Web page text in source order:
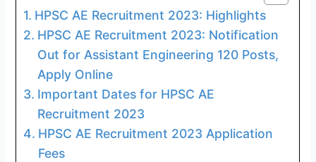
HPSC AE Recruitment 2023: Highlights
HPSC AE Recruitment 2023: Notification
Out for Assistant Engineering 120 Posts,
Apply Online
Important Dates for HPSC AE
Recruitment 2023
HPSC AE Recruitment 2023 Application
Fees